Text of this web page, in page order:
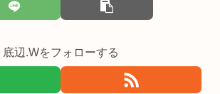
底辺.Wをフォローする